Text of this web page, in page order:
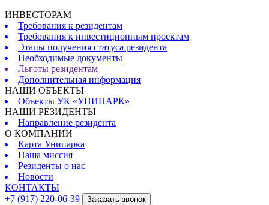
ИНВЕСТОРАМ
Требования к резидентам
Требования к инвестиционным проектам
Этапы получения статуса резидента
Необходимые документы
Льготы резидентам
Дополнительная информация
НАШИ ОБЪЕКТЫ
Объекты УК «УНИПАРК»
НАШИ РЕЗИДЕНТЫ
Направление резидента
О КОМПАНИИ
Карта Унипарка
Наша миссия
Резиденты о нас
Новости
КОНТАКТЫ
+7 (917) 220-06-39
Заказать звонок